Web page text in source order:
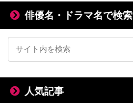
俳優名・ドラマ名で検索
人気記事